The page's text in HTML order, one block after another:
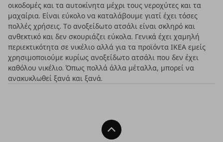
οικοδομές και τα αυτοκίνητα μέχρι τους νεροχύτες και τα
μαχαίρια. Είναι εύκολο να καταλάβουμε γιατί έχει τόσες
πολλές χρήσεις. Το ανοξείδωτο ατσάλι είναι σκληρό και
ανθεκτικό και δεν σκουριάζει εύκολα. Γενικά έχει χαμηλή
περιεκτικότητα σε νικέλιο αλλά για τα προϊόντα ΙΚΕΑ εμείς
χρησιμοποιούμε κυρίως ανοξείδωτο ατσάλι που δεν έχει
καθόλου νικέλιο. Όπως πολλά άλλα μέταλλα, μπορεί να
ανακυκλωθεί ξανά και ξανά.
Back To Top